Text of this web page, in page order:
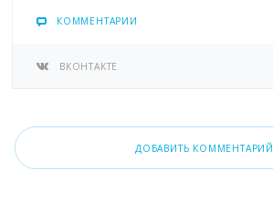
КОММЕНТАРИИ
ВКОНТАКТЕ
ДОБАВИТЬ КОММЕНТАРИЙ